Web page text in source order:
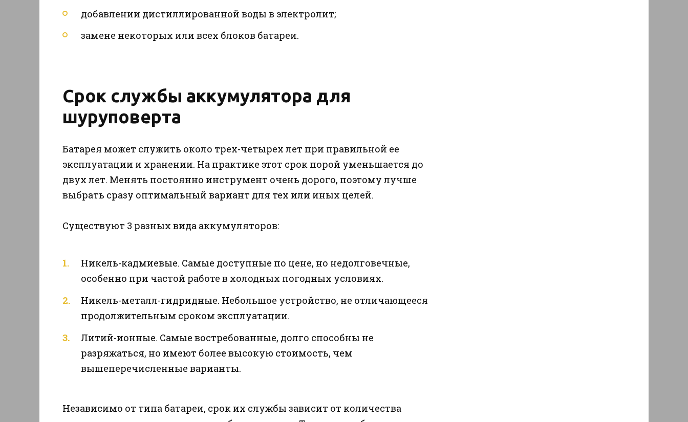
добавлении дистиллированной воды в электролит;
замене некоторых или всех блоков батареи.
Срок службы аккумулятора для
шуруповерта
Батарея может служить около трех-четырех лет при правильной ее
эксплуатации и хранении. На практике этот срок порой уменьшается до
двух лет. Менять постоянно инструмент очень дорого, поэтому лучше
выбрать сразу оптимальный вариант для тех или иных целей.
Существуют 3 разных вида аккумуляторов:
Никель-кадмиевые. Самые доступные по цене, но недолговечные,
особенно при частой работе в холодных погодных условиях.
Никель-металл-гидридные. Небольшое устройство, не отличающееся
продолжительным сроком эксплуатации.
Литий-ионные. Самые востребованные, долго способны не
разряжаться, но имеют более высокую стоимость, чем
вышеперечисленные варианты.
Независимо от типа батареи, срок их службы зависит от количества